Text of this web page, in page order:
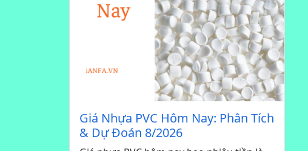
Giá Nhựa PVC Hôm Nay: Phân Tích
& Dự Đoán 8/2026